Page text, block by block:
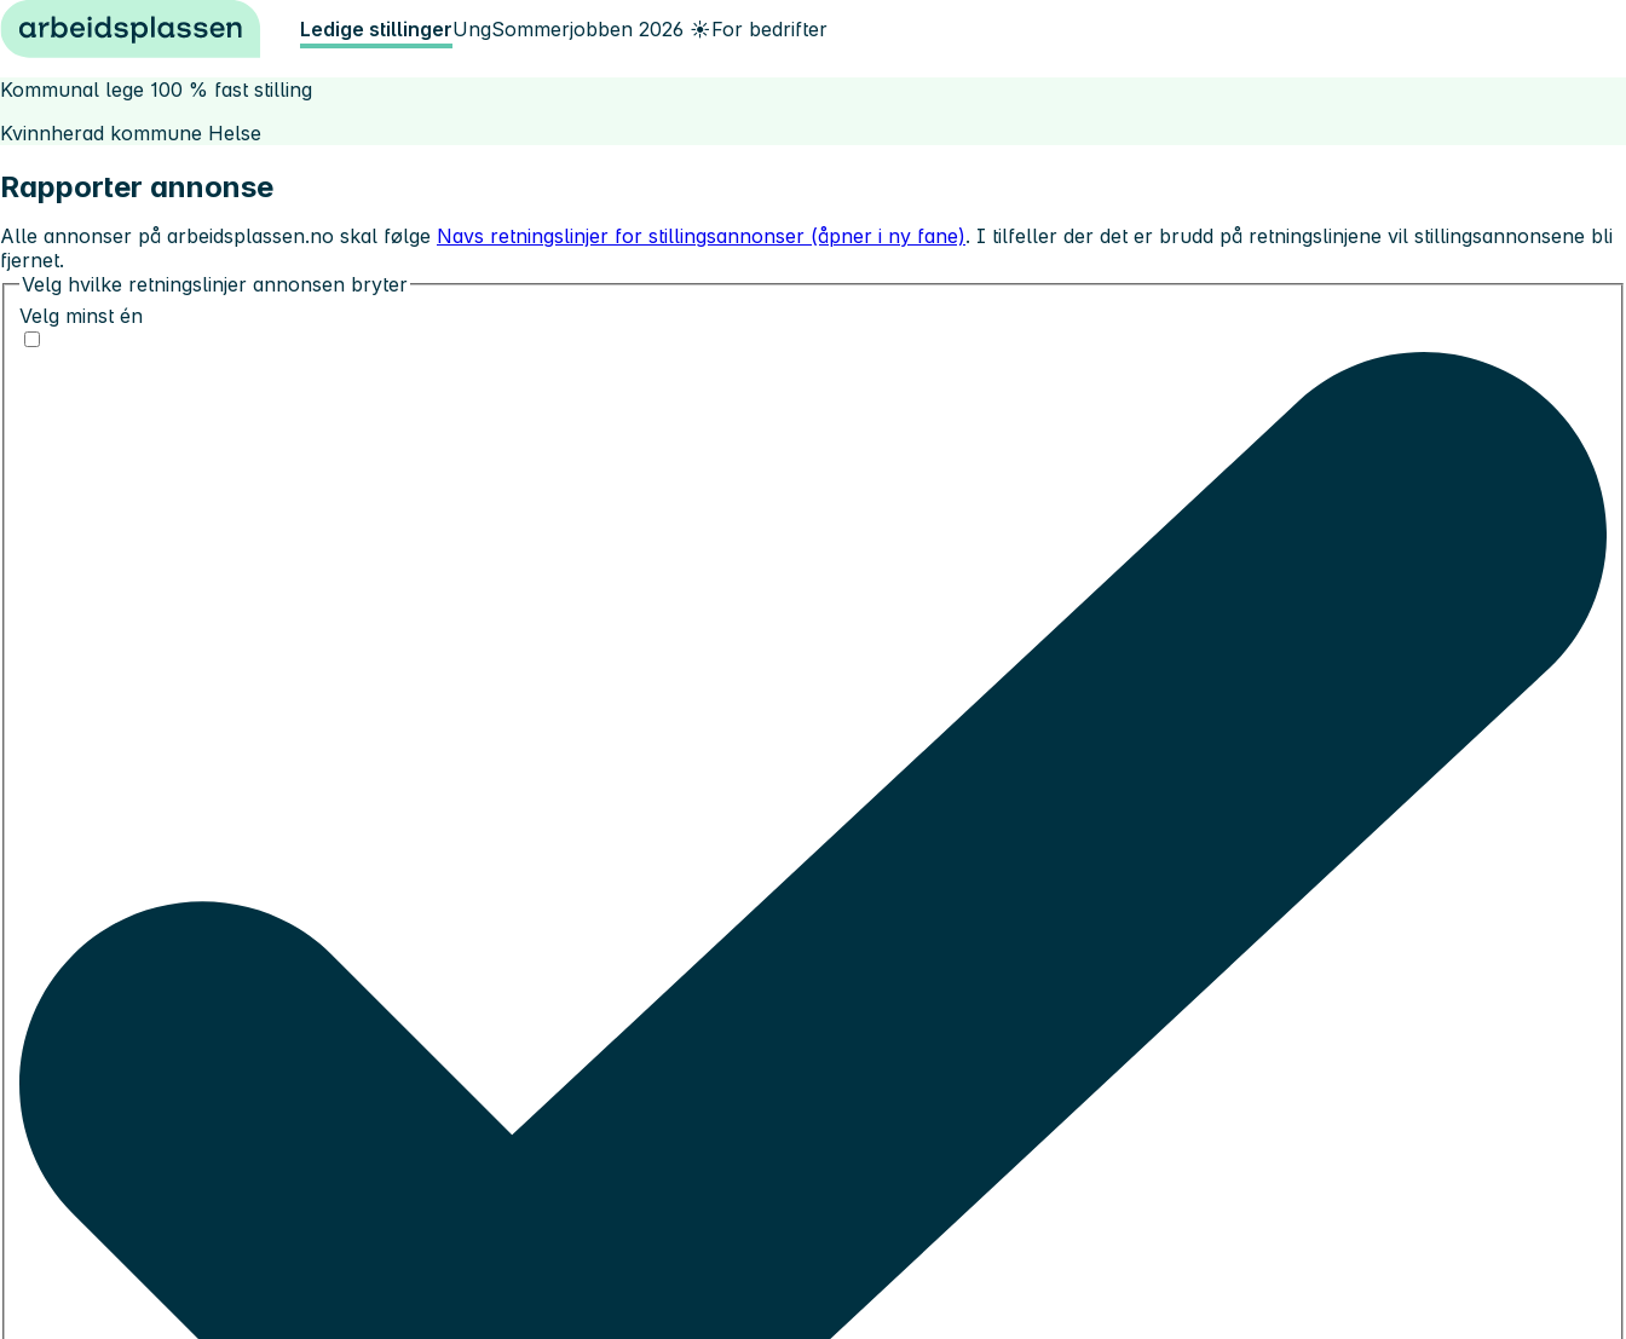
Hopp til innhold Ledige stillingerUngSommerjobben 2026 ☀️For bedrifter
Kommunal lege 100 % fast stilling
Kvinnherad kommune Helse
Rapporter annonse
Alle annonser på arbeidsplassen.no skal følge Navs retningslinjer for stillingsannonser (åpner i ny fane). I tilfeller der det er brudd på retningslinjene vil stillingsannonsene bli
fjernet.
Velg hvilke retningslinjer annonsen bryter
Velg minst én